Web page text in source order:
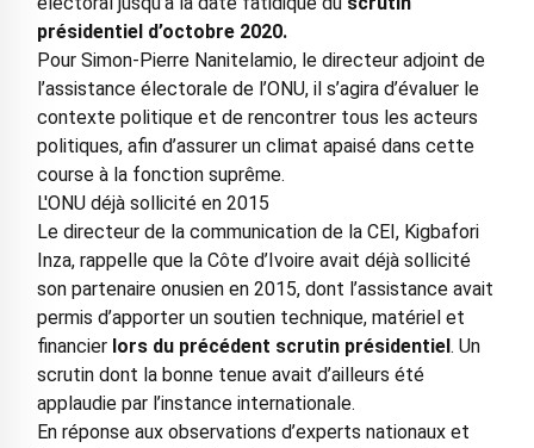
présidentiel d’octobre 2020.
Pour Simon-Pierre Nanitelamio, le directeur adjoint de
l’assistance électorale de l’ONU, il s’agira d’évaluer le
contexte politique et de rencontrer tous les acteurs
politiques, afin d’assurer un climat apaisé dans cette
course à la fonction suprême.
L'ONU déjà sollicité en 2015
Le directeur de la communication de la CEI, Kigbafori
Inza, rappelle que la Côte d’Ivoire avait déjà sollicité
son partenaire onusien en 2015, dont l’assistance avait
permis d’apporter un soutien technique, matériel et
financier lors du précédent scrutin présidentiel. Un
scrutin dont la bonne tenue avait d’ailleurs été
applaudie par l’instance internationale.
En réponse aux observations d’experts nationaux et